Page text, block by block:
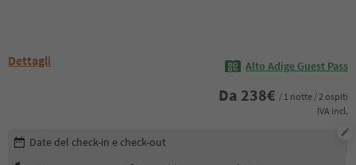
Dettagli Alto Adige Guest Pass
Da 238€ / 1 notte / 2 ospiti
IVA incl.
Modifica i dettagli della prenotazione
Date del check-in e check-out